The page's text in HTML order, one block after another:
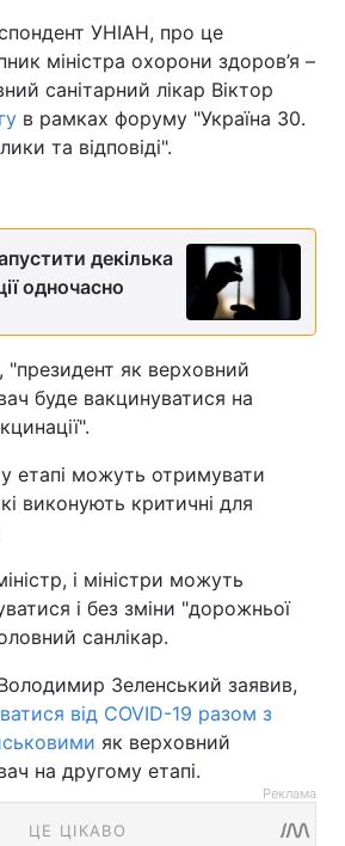
УНІАН, про це
міністра охорони здоров’я –
санітарний лікар Віктор
в рамках форуму "Україна 30.
та відповіді".
декілька
одночасно
як верховний
буде вакцинуватися на
етапі можуть отримувати
виконують критичні для
і міністри можуть
і без зміни "дорожньої
санлікар.
Зеленський заявив,
від COVID-19 разом з
як верховний
на другому етапі.
Реклама